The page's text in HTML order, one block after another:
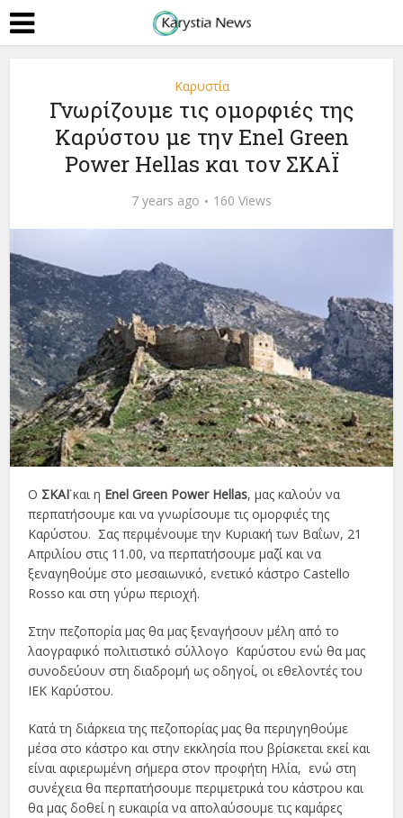
Καρυστία
Γνωρίζουμε τις ομορφιές της
Καρύστου με την Enel Green
Power Hellas και τον ΣΚΑΪ
7 years ago 160 Views
Ο ΣΚΑΪκαι η Enel Green Power Hellas, μας καλούν να
περπατήσουμε και να γνωρίσουμε τις ομορφιές της
Καρύστου. Σας περιμένουμε την Κυριακή των Βαΐων, 21
Απριλίου στις 11.00, να περπατήσουμε μαζί και να
ξεναγηθούμε στο μεσαιωνικό, ενετικό κάστρο Castello
Rosso και στη γύρω περιοχή.
Στην πεζοπορία μας θα μας ξεναγήσουν μέλη από το
λαογραφικό πολιτιστικό σύλλογο Καρύστου ενώ θα μας
συνοδεύουν στη διαδρομή ως οδηγοί, οι εθελοντές του
ΙΕΚ Καρύστου.
Κατά τη διάρκεια της πεζοπορίας μας θα περιηγηθούμε
μέσα στο κάστρο και στην εκκλησία που βρίσκεται εκεί και
είναι αφιερωμένη σήμερα στον προφήτη Ηλία, ενώ στη
συνέχεια θα περπατήσουμε περιμετρικά του κάστρου και
θα μας δοθεί η ευκαιρία να απολαύσουμε τις καμάρες